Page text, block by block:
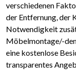
verschiedenen
der Entfernung, der
Notwendigkeit
Möbelmontage/-
eine kostenlose
transparentes